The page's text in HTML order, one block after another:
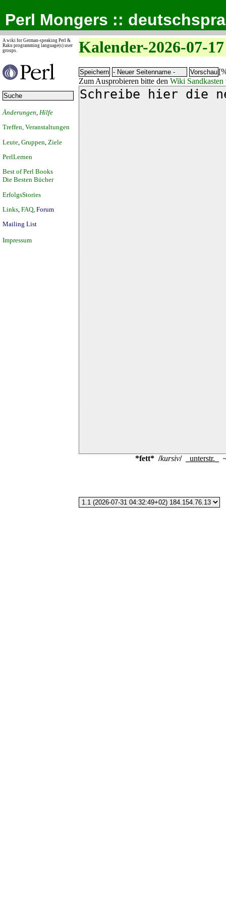
Perl Mongers ::
A wiki for German-speaking Perl &
Raku programming language(s) user
groups.
Änderungen Hilfe
Treffen, Veranstaltungen
Leute Gruppen Ziele
PerlLernen
Best of Perl Books
Die Besten Bücher
ErfolgsStories
Links FAQ Forum
Mailing List
Impressum
Kalender-2026-07-17
Zum Ausprobieren bitte den Wiki Sandkasten
*fett* /kursiv/ unterstr. ~